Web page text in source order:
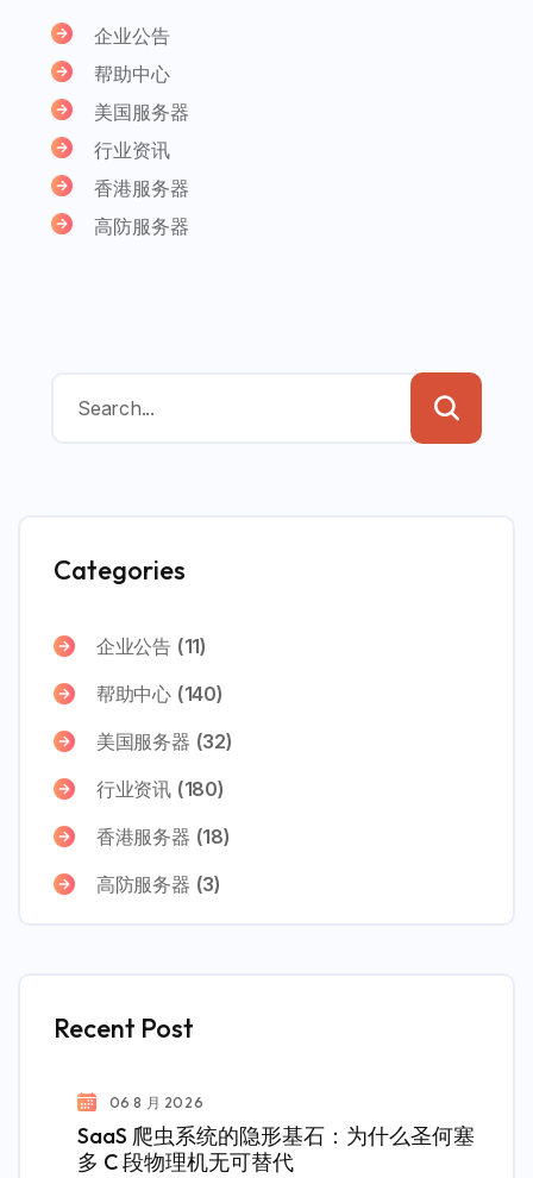
企业公告
帮助中心
美国服务器
行业资讯
香港服务器
高防服务器
Categories
企业公告 (11)
帮助中心 (140)
美国服务器 (32)
行业资讯 (180)
香港服务器 (18)
高防服务器 (3)
Recent Post
06 8 月 2026
SaaS 爬虫系统的隐形基石：为什么圣何塞
多 C 段物理机无可替代